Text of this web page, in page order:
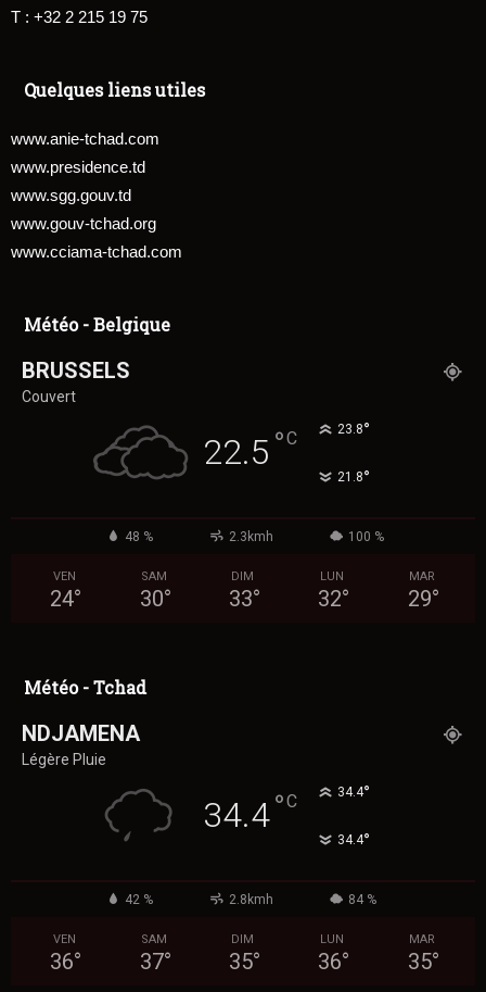
T : +32 2 215 19 75
Quelques liens utiles
www.anie-tchad.com
www.presidence.td
www.sgg.gouv.td
www.gouv-tchad.org
www.cciama-tchad.com
Météo - Belgique
BRUSSELS
Couvert
22.5 °C 23.8°
21.8°
48 % 2.3kmh 100 %
VEN
24°
SAM
30°
DIM
33°
LUN
32°
MAR
29°
Météo - Tchad
NDJAMENA
Légère Pluie
34.4°C 34.4°
34.4°
42 % 2.8kmh 84 %
VEN
36°
SAM
37°
DIM
35°
LUN
36°
MAR
35°